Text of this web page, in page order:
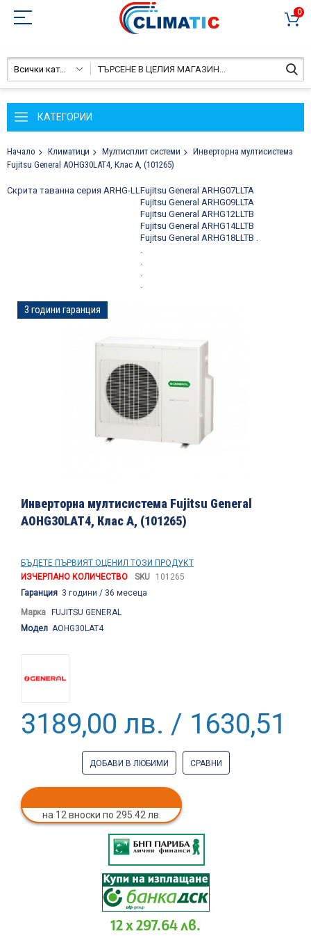
0
Всички категории
КАТЕГОРИИ
Начало Климатици Мултисплит системи
Инверторна мултисистема
Fujitsu General AOHG30LAT4, Клас А, (101265)
Преминете
към
3 години гаранция
към
началото
на
снимки
Инверторна мултисистема Fujitsu General
AOHG30LAT4, Клас А, (101265)
БЪДЕТЕ ПЪРВИЯТ ОЦЕНИЛ ТОЗИ ПРОДУКТ
ИЗЧЕРПАНО КОЛИЧЕСТВО
SKU
101265
Гаранция 3 години / 36 месеца
Марка FUJITSU GENERAL
Модел AOHG30LAT4
3189,00 лв. / 1630,51 €
ДОБАВИ В ЛЮБИМИ СРАВНИ
на 12 вноски по 295.42 лв.
12 x 297.64 лв.
Скрита таванна серия ARHG-LL Fujitsu General ARHG07LLTA
Fujitsu General ARHG09LLTA
Fujitsu General ARHG12LLTB
Fujitsu General ARHG14LLTB
Fujitsu General ARHG18LLTB